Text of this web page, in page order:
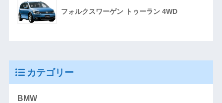
フォルクスワーゲン トゥーラン 4WD
カテゴリー
BMW